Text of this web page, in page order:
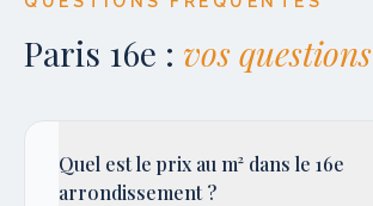
Paris 16e : vos questions
Quel est le prix au m² dans le 16e
arrondissement ?